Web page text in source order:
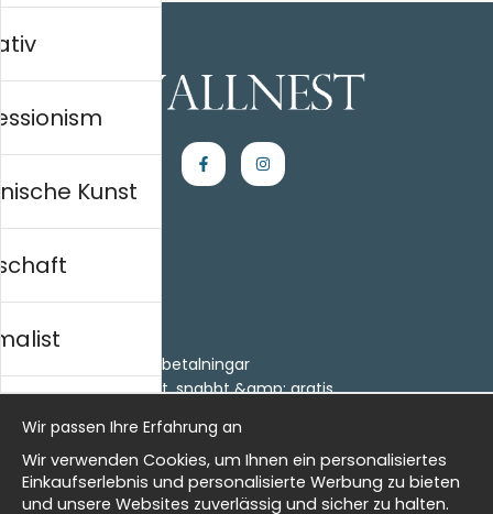
Einkaufen
Villkor
- Returer och återbetalningar
- Leverans - enkelt, snabbt &amp; gratis
Meine Favoriten
Information
Kunst
history
Wir passen Ihre Erfahrung an
Wir verwenden Cookies, um Ihnen ein personalisiertes
Einkaufserlebnis und personalisierte Werbung zu bieten
und unsere Websites zuverlässig und sicher zu halten.